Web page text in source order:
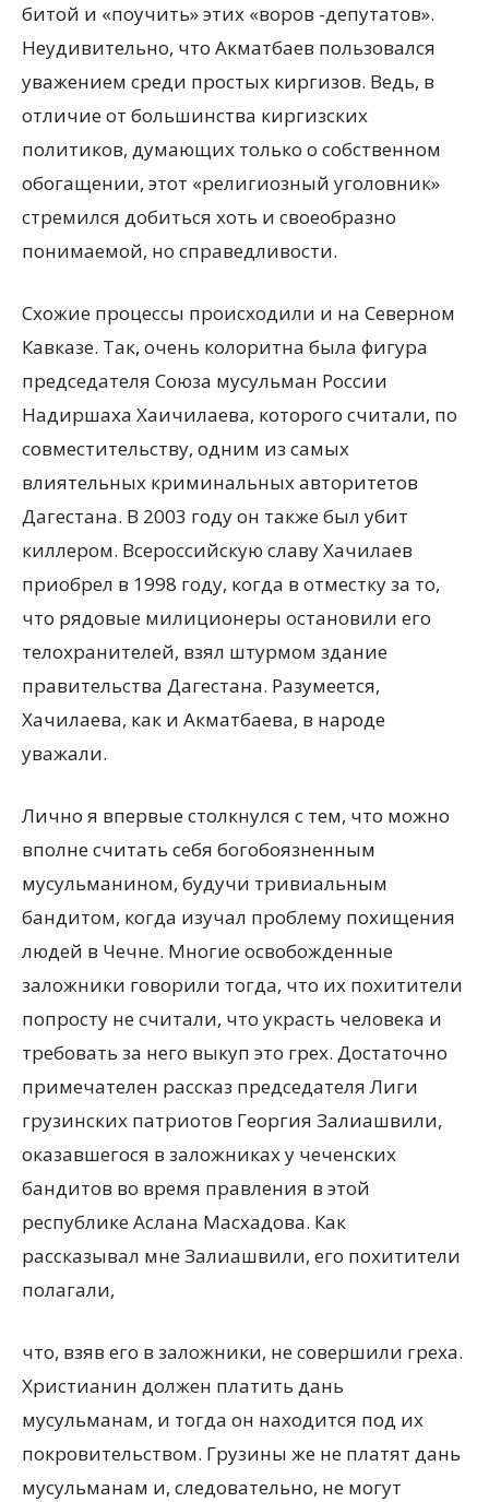
битой и «поучить» этих «воров -депутатов».
Неудивительно, что Акматбаев пользовался
уважением среди простых киргизов. Ведь, в
отличие от большинства киргизских
политиков, думающих только о собственном
обогащении, этот «религиозный уголовник»
стремился добиться хоть и своеобразно
понимаемой, но справедливости.
Схожие процессы происходили и на Северном
Кавказе. Так, очень колоритна была фигура
председателя Союза мусульман России
Надиршаха Хаичилаева, которого считали, по
совместительству, одним из самых
влиятельных криминальных авторитетов
Дагестана. В 2003 году он также был убит
киллером. Всероссийскую славу Хачилаев
приобрел в 1998 году, когда в отместку за то,
что рядовые милиционеры остановили его
телохранителей, взял штурмом здание
правительства Дагестана. Разумеется,
Хачилаева, как и Акматбаева, в народе
уважали.
Лично я впервые столкнулся с тем, что можно
вполне считать себя богобоязненным
мусульманином, будучи тривиальным
бандитом, когда изучал проблему похищения
людей в Чечне. Многие освобожденные
заложники говорили тогда, что их похитители
попросту не считали, что украсть человека и
требовать за него выкуп это грех. Достаточно
примечателен рассказ председателя Лиги
грузинских патриотов Георгия Залиашвили,
оказавшегося в заложниках у чеченских
бандитов во время правления в этой
республике Аслана Масхадова. Как
рассказывал мне Залиашвили, его похитители
полагали,
что, взяв его в заложники, не совершили греха.
Христианин должен платить дань
мусульманам, и тогда он находится под их
покровительством. Грузины же не платят дань
мусульманам и, следовательно, не могут